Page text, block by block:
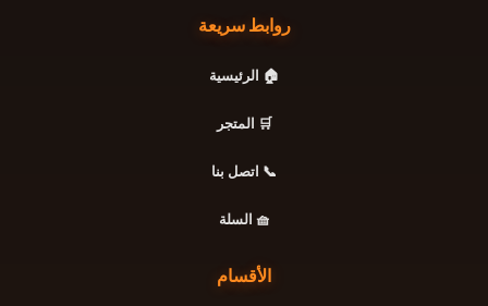
روابط سريعة
🏠 الرئيسية
🛒 المتجر
📞 اتصل بنا
🧺 السلة
الأقسام